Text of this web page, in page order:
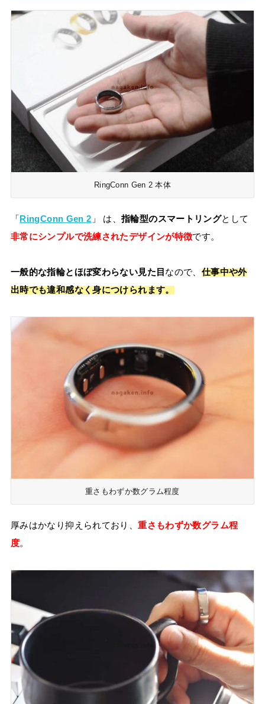
RingConn Gen 2 本体
「RingConn Gen 2 」 は、指輪型のスマートリングとして
非常にシンプルで洗練されたデザインが特徴です。
一般的な指輪とほぼ変わらない見た目 なので、 仕事中や外
出時でも違和感なく身につけられます。
重さもわずか数グラム程度
厚みはかなり抑えられており、重さもわずか数グラム程
度。